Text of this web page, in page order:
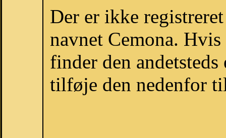
Der er ikke
navnet Cemona.
finder den
tilføje den nedenfor